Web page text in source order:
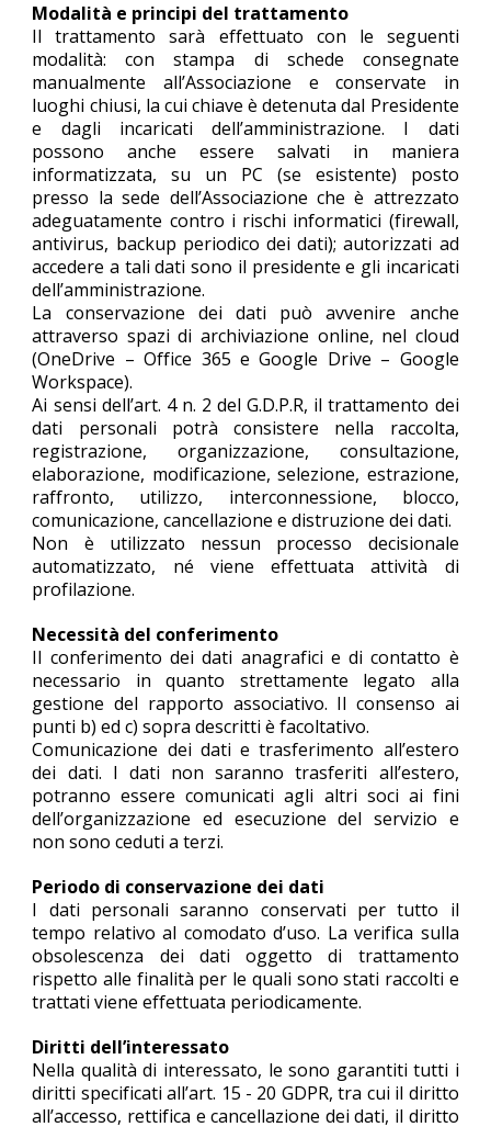
Modalità e principi del trattamento
Il trattamento sarà effettuato con le seguenti
modalità: con stampa di schede consegnate
manualmente all’Associazione e conservate in
luoghi chiusi, la cui chiave è detenuta dal Presidente
e dagli incaricati dell’amministrazione. I dati
possono anche essere salvati in maniera
informatizzata, su un PC (se esistente) posto
presso la sede dell’Associazione che è attrezzato
adeguatamente contro i rischi informatici (firewall,
antivirus, backup periodico dei dati); autorizzati ad
accedere a tali dati sono il presidente e gli incaricati
dell’amministrazione.
La conservazione dei dati può avvenire anche
attraverso spazi di archiviazione online, nel cloud
(OneDrive – Office 365 e Google Drive – Google
Workspace).
Ai sensi dell’art. 4 n. 2 del G.D.P.R, il trattamento dei
dati personali potrà consistere nella raccolta,
registrazione, organizzazione, consultazione,
elaborazione, modificazione, selezione, estrazione,
raffronto, utilizzo, interconnessione, blocco,
comunicazione, cancellazione e distruzione dei dati.
Non è utilizzato nessun processo decisionale
automatizzato, né viene effettuata attività di
profilazione.
Necessità del conferimento
Il conferimento dei dati anagrafici e di contatto è
necessario in quanto strettamente legato alla
gestione del rapporto associativo. Il consenso ai
punti b) ed c) sopra descritti è facoltativo.
Comunicazione dei dati e trasferimento all’estero
dei dati. I dati non saranno trasferiti all’estero,
potranno essere comunicati agli altri soci ai fini
dell’organizzazione ed esecuzione del servizio e
non sono ceduti a terzi.
Periodo di conservazione dei dati
I dati personali saranno conservati per tutto il
tempo relativo al comodato d’uso. La verifica sulla
obsolescenza dei dati oggetto di trattamento
rispetto alle finalità per le quali sono stati raccolti e
trattati viene effettuata periodicamente.
Diritti dell’interessato
Nella qualità di interessato, le sono garantiti tutti i
diritti specificati all’art. 15 - 20 GDPR, tra cui il diritto
all’accesso, rettifica e cancellazione dei dati, il diritto